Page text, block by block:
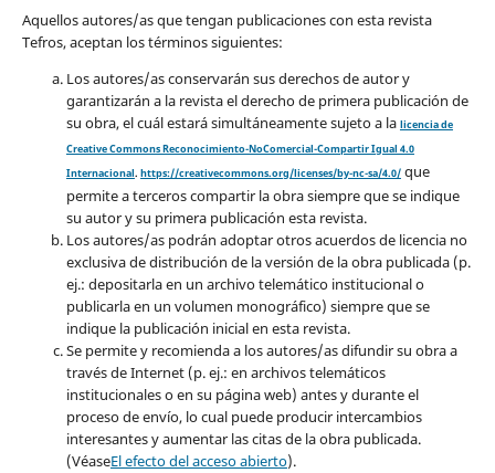
Aquellos autores/as que tengan publicaciones con esta revista
Tefros, aceptan los términos siguientes:
Los autores/as conservarán sus derechos de autor y
garantizarán a la revista el derecho de primera publicación de
su obra, el cuál estará simultáneamente sujeto a la licencia de
Creative Commons Reconocimiento-NoComercial-Compartir Igual 4.0
Internacional. https://creativecommons.org/licenses/by-nc-sa/4.0/que
permite a terceros compartir la obra siempre que se indique
su autor y su primera publicación esta revista.
Los autores/as podrán adoptar otros acuerdos de licencia no
exclusiva de distribución de la versión de la obra publicada (p.
ej.: depositarla en un archivo telemático institucional o
publicarla en un volumen monográfico) siempre que se
indique la publicación inicial en esta revista.
Se permite y recomienda a los autores/as difundir su obra a
través de Internet (p. ej.: en archivos telemáticos
institucionales o en su página web) antes y durante el
proceso de envío, lo cual puede producir intercambios
interesantes y aumentar las citas de la obra publicada.
(VéaseEl efecto del acceso abierto).